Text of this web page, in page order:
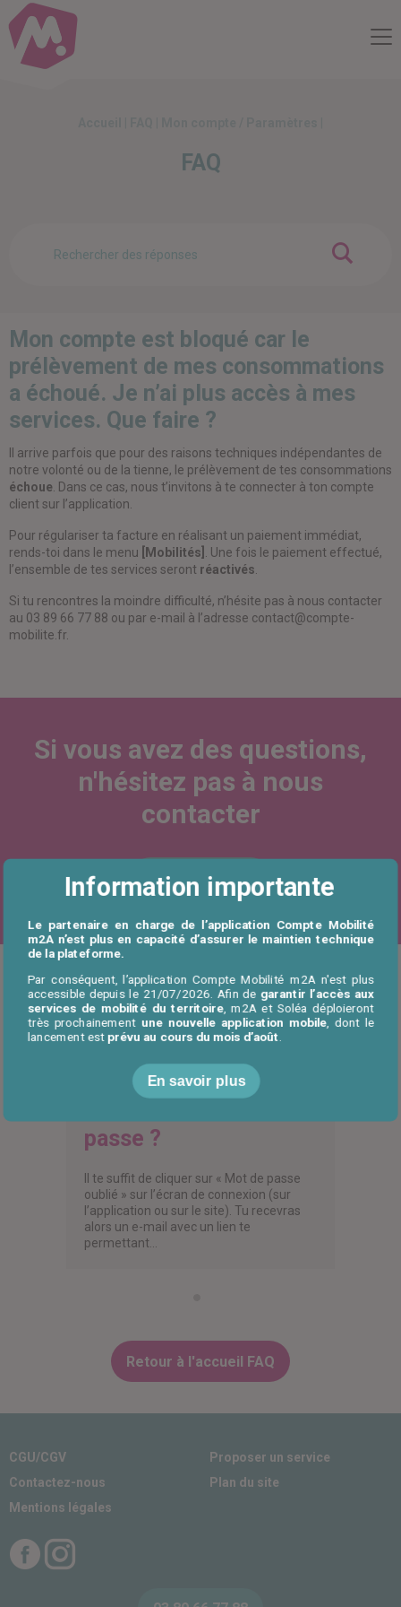
Compte Mobilité
FAQ
Mon compte est bloqué car le
prélèvement de mes consommations
a échoué. Je n’ai plus accès à mes
services. Que faire ?
Il arrive parfois que pour des raisons techniques indépendantes de
notre volonté ou de la tienne, le prélèvement de tes consommations
échoue . Dans ce cas, nous t’invitons à te connecter à ton compte
client sur l’application.
Pour régulariser ta facture en réalisant un paiement immédiat,
rends-toi dans le menu
[Mobilités]
. Une fois le paiement effectué,
l’ensemble de tes services seront réactivés
Si tu rencontres la moindre difficulté, n’hésite pas à nous contacter
au 03 89 66 77 88 ou par e-mail à l’adresse contact@compte-
mobilite.fr.
Si vous avez des questions,
n'hésitez pas à nous
contacter
Contactez-nous
Questions similaires
Sur ce sujet, trouvez également :
Comment faire si j’ai
passe ?
Il te suffit de cliquer sur « Mot de passe
oublié » sur l’écran de connexion (sur
l’application ou sur le site). Tu recevras
alors un e-mail avec un lien te
permettant…
Retour à l'accueil FAQ
CGU/CGV
Contactez-nous
Mentions légales
Proposer un service
Plan du site
En savoir plus
Le partenaire en charge de l’application Compte Mobilité
m2A n’est plus en capacité d’assurer le maintien technique
de la plateforme.
Par conséquent, l’application Compte Mobilité m2A n'est plus
accessible depuis le 21/07/2026. Afin de garantir l’accès aux
services de mobilité du territoire, m2A et Soléa déploieront
très prochainement une nouvelle application mobile, dont le
lancement estprévu au cours du mois d’août.
Information importante